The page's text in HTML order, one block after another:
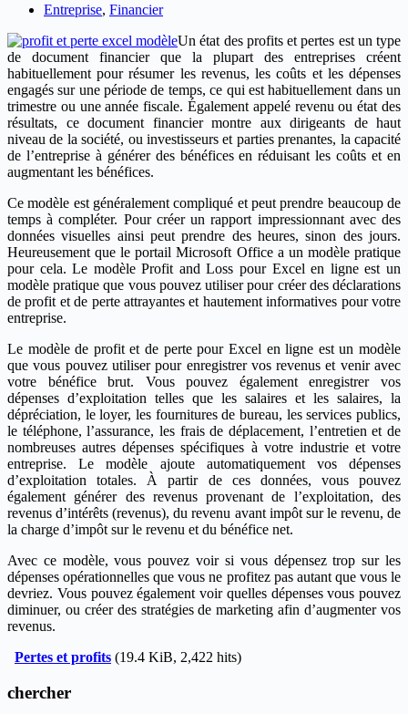
Entreprise, Financier
Un état des profits et pertes est un type
de document financier que la plupart des entreprises créent
habituellement pour résumer les revenus, les coûts et les dépenses
engagés sur une période de temps, ce qui est habituellement dans un
trimestre ou une année fiscale. Également appelé revenu ou état des
résultats, ce document financier montre aux dirigeants de haut
niveau de la société, ou investisseurs et parties prenantes, la capacité
de l’entreprise à générer des bénéfices en réduisant les coûts et en
augmentant les bénéfices.
Ce modèle est généralement compliqué et peut prendre beaucoup de
temps à compléter. Pour créer un rapport impressionnant avec des
données visuelles ainsi peut prendre des heures, sinon des jours.
Heureusement que le portail Microsoft Office a un modèle pratique
pour cela. Le modèle Profit and Loss pour Excel en ligne est un
modèle pratique que vous pouvez utiliser pour créer des déclarations
de profit et de perte attrayantes et hautement informatives pour votre
entreprise.
Le modèle de profit et de perte pour Excel en ligne est un modèle
que vous pouvez utiliser pour enregistrer vos revenus et venir avec
votre bénéfice brut. Vous pouvez également enregistrer vos
dépenses d’exploitation telles que les salaires et les salaires, la
dépréciation, le loyer, les fournitures de bureau, les services publics,
le téléphone, l’assurance, les frais de déplacement, l’entretien et de
nombreuses autres dépenses spécifiques à votre industrie et votre
entreprise. Le modèle ajoute automatiquement vos dépenses
d’exploitation totales. À partir de ces données, vous pouvez
également générer des revenus provenant de l’exploitation, des
revenus d’intérêts (revenus), du revenu avant impôt sur le revenu, de
la charge d’impôt sur le revenu et du bénéfice net.
Avec ce modèle, vous pouvez voir si vous dépensez trop sur les
dépenses opérationnelles que vous ne profitez pas autant que vous le
devriez. Vous pouvez également voir quelles dépenses vous pouvez
diminuer, ou créer des stratégies de marketing afin d’augmenter vos
revenus.
Pertes et profits (19.4 KiB, 2,422 hits)
chercher